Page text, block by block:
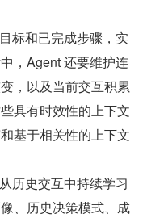
标和已完成步骤，实
，Agent 还要维护连
，以及当前交互积累
具有时效性的上下文
基于相关性的上下文
历史交互中持续学习
、历史决策模式、成